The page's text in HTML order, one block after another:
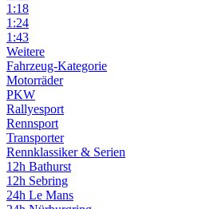
1:18
1:24
1:43
Weitere
Fahrzeug-Kategorie
Motorräder
PKW
Rallyesport
Rennsport
Transporter
Rennklassiker & Serien
12h Bathurst
12h Sebring
24h Le Mans